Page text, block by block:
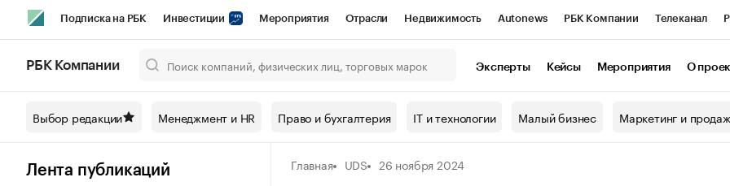
Подписка на РБК Инвестиции Мероприятия Отрасли Недвижимость Autonews РБК Компании Телеканал
Спецпроекты СПб Конференции СПб Спецпроекты Проверка контрагентов
Технологии и медиа Рынок наличной валюты
РБК Компании Эксперты Кейсы Мероприятия О
Выбор редакции Менеджмент и HR Право и бухгалтерия IT и технологии Малый бизнес Маркетинг и
Лента публикаций Главная UDS 26 ноября 2024